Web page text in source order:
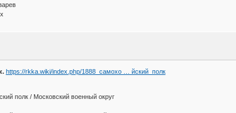
https://rkka.wiki/index.php/1888_самохо … йский_полк
полк / Московский военный округ